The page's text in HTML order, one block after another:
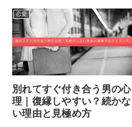
恋愛
別れてすぐ付き合う男の心
理｜復縁しやすい？続かな
い理由と見極め方